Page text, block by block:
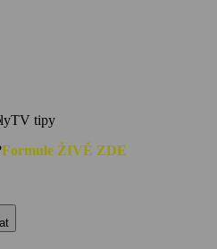
TV tipy
Formule ŽIVĚ ZDE